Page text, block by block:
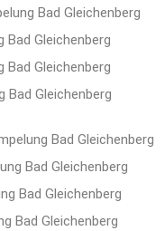
Bad Gleichenberg
Bad Gleichenberg
Bad Gleichenberg
Bad Gleichenberg
Bad Gleichenberg
Bad Gleichenberg
Bad Gleichenberg
Bad Gleichenberg